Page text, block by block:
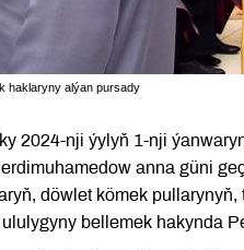
haklaryny alýan pursady
2024-nji ýylyň 1-nji
anna güni
döwlet kömek
bellemek hakynda